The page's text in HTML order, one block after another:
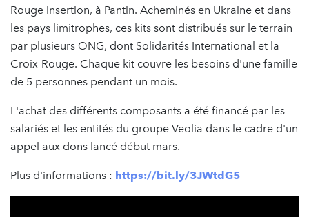
Rouge insertion, à Pantin. Acheminés en Ukraine et dans
les pays limitrophes, ces kits sont distribués sur le terrain
par plusieurs ONG, dont Solidarités International et la
Croix-Rouge. Chaque kit couvre les besoins d'une famille
de 5 personnes pendant un mois.
L'achat des différents composants a été financé par les
salariés et les entités du groupe Veolia dans le cadre d'un
appel aux dons lancé début mars.
Plus d'informations : https://bit.ly/3JWtdG5